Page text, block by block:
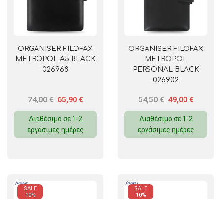
ORGANISER FILOFAX
METROPOL A5 BLACK
026968
74,00€ 65,90 €
Διαθέσιμο σε 1-2
εργάσιμες ημέρες
ORGANISER FILOFAX
METROPOL
PERSONAL BLACK
026902
54,50€ 49,00 €
Διαθέσιμο σε 1-2
εργάσιμες ημέρες
SALE
10%
SALE
10%